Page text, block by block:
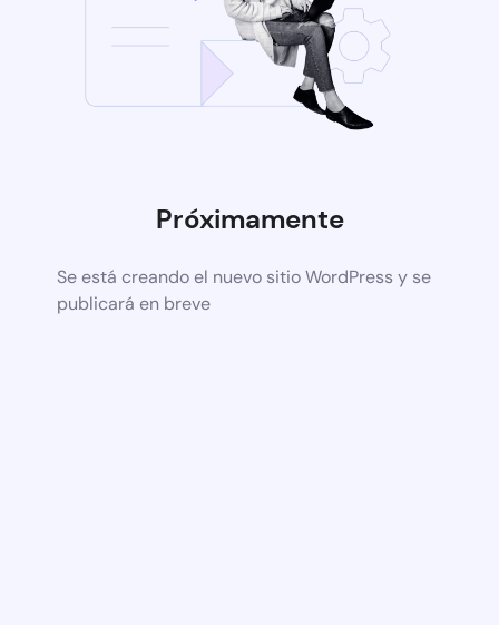
Próximamente
Se está creando el nuevo sitio WordPress y se
publicará en breve